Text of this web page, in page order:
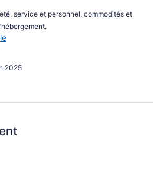
service et personnel, commodités et
2025